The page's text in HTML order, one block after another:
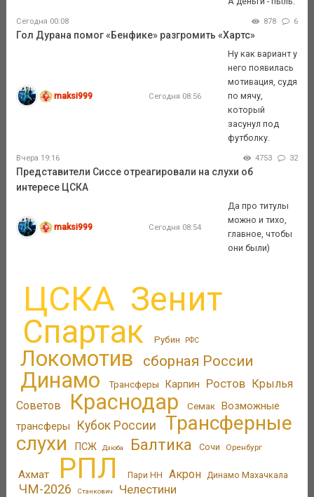
Сегодня 00:08 878 6
Гол Дурана помог «Бенфике» разгромить «Хартс»
maksi999 Сегодня 08:56
Ну как вариант у
него появилась
мотивация, судя
по мячу,
который
засунул под
футболку.
Вчера 19:16 4753 32
Представители Сиссе отреагировали на слухи об
интересе ЦСКА
maksi999 Сегодня 08:54
Да про титулы
можно и тихо,
главное, чтобы
они были)
ЦСКА Зенит
Спартак Рубин РФС
Локомотив сборная России
Динамо Трансферы Карпин Ростов Крылья
Советов
Краснодар Семак Возможные
трансферы
Кубок России
Трансферные
слухи
ПСЖ Дзюба Балтика Сочи Оренбург
Ахмат РПЛ Пари НН Акрон Динамо Махачкала
ЧМ-2026 Станкович Челестини